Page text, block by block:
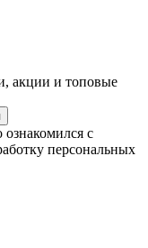
акции и топовые
с
персональных